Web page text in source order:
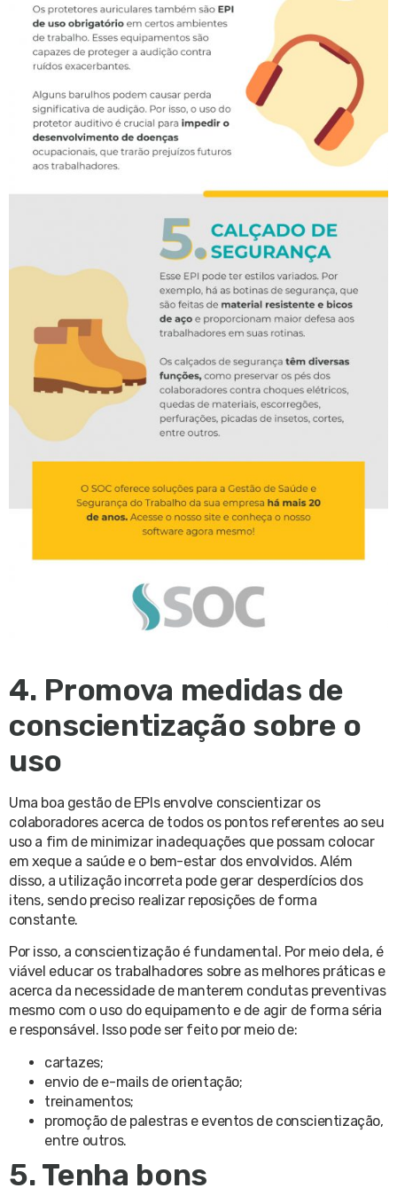
4. Promova medidas de
conscientização sobre o
uso
Uma boa gestão de EPIs envolve conscientizar os
colaboradores acerca de todos os pontos referentes ao seu
uso a fim de minimizar inadequações que possam colocar
em xeque a saúde e o bem-estar dos envolvidos. Além
disso, a utilização incorreta pode gerar desperdícios dos
itens, sendo preciso realizar reposições de forma
constante.
Por isso, a conscientização é fundamental. Por meio dela, é
viável educar os trabalhadores sobre as melhores práticas e
acerca da necessidade de manterem condutas preventivas
mesmo com o uso do equipamento e de agir de forma séria
e responsável. Isso pode ser feito por meio de:
cartazes;
envio de e-mails de orientação;
treinamentos;
promoção de palestras e eventos de conscientização,
entre outros.
5. Tenha bons